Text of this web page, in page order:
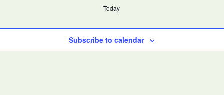
Today
Subscribe to calendar